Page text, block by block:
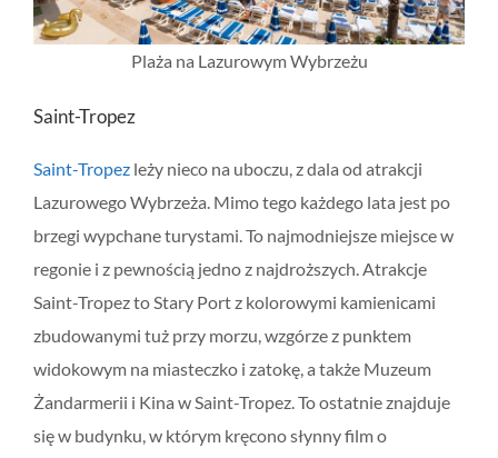
Plaża na Lazurowym Wybrzeżu
Saint-Tropez
Saint-Tropez leży nieco na uboczu, z dala od atrakcji
Lazurowego Wybrzeża. Mimo tego każdego lata jest po
brzegi wypchane turystami. To najmodniejsze miejsce w
regonie i z pewnością jedno z najdroższych. Atrakcje
Saint-Tropez to Stary Port z kolorowymi kamienicami
zbudowanymi tuż przy morzu, wzgórze z punktem
widokowym na miasteczko i zatokę, a także Muzeum
Żandarmerii i Kina w Saint-Tropez. To ostatnie znajduje
się w budynku, w którym kręcono słynny film o